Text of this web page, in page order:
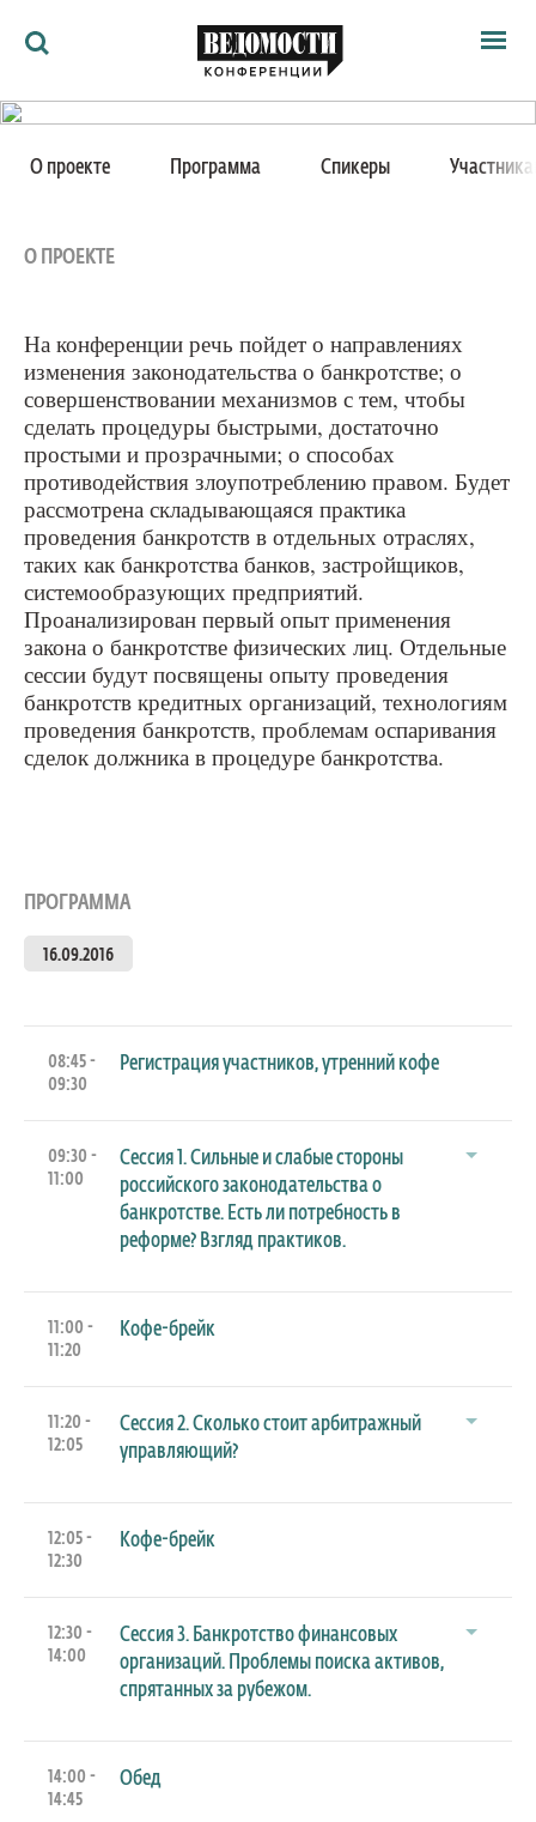
Мероприятия
Архив
Ведомости&
России.
Практика и технологии проведения банкротств
Москва, Сафмар Аврора Люкс, улица Петровка, 11
О проекте Программа Спикеры
О ПРОЕКТЕ
На конференции речь пойдет о направлениях
изменения законодательства о банкротстве; о
совершенствовании механизмов с тем, чтобы
сделать процедуры быстрыми, достаточно
простыми и прозрачными; о способах
противодействия злоупотреблению правом. Будет
рассмотрена складывающаяся практика
проведения банкротств в отдельных отраслях,
таких как банкротства банков, застройщиков,
системообразующих предприятий.
Проанализирован первый опыт применения
закона о банкротстве физических лиц. Отдельные
сессии будут посвящены опыту проведения
банкротств кредитных организаций, технологиям
проведения банкротств, проблемам оспаривания
сделок должника в процедуре банкротства.
ПРОГРАММА
16.09.2016
08:45 -
09:30
Регистрация участников, утренний кофе
09:30 -
11:00
Сессия 1. Сильные и слабые стороны
российского законодательства о
банкротстве. Есть ли потребность в
реформе? Взгляд практиков.
11:00 -
11:20
Кофе-брейк
11:20 -
12:05
Сессия 2. Сколько стоит арбитражный
управляющий?
12:05 -
12:30
Кофе-брейк
12:30 -
14:00
Сессия 3. Банкротство финансовых
организаций. Проблемы поиска активов,
спрятанных за рубежом.
14:00 -
14:45
Обед